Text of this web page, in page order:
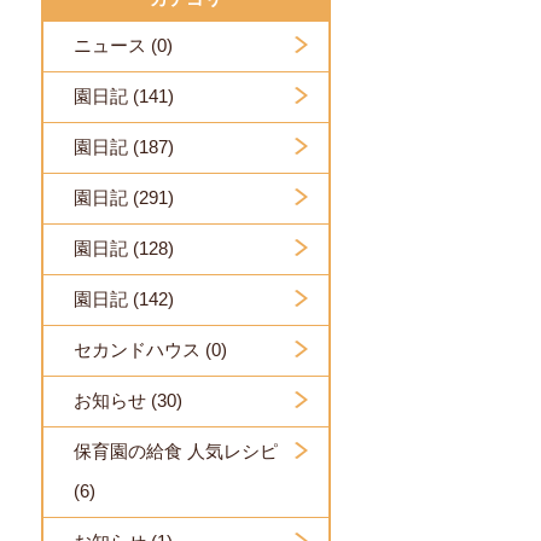
ニュース (0)
園日記 (141)
園日記 (187)
園日記 (291)
園日記 (128)
園日記 (142)
セカンドハウス (0)
お知らせ (30)
保育園の給食 人気レシピ
(6)